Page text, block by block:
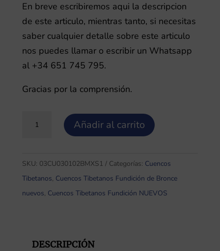
En breve escribiremos aqui la descripcion
de este articulo, mientras tanto, si necesitas
saber cualquier detalle sobre este articulo
nos puedes llamar o escribir un Whatsapp
al +34 651 745 795.
Gracias por la comprensión.
Cuenco
Tibetano
de
Añadir al carrito
SKU: 03CU030102BMXS1 Categorías: Cuencos
Tibetanos, Cuencos Tibetanos Fundición de Bronce
nuevos, Cuencos Tibetanos Fundición NUEVOS
DESCRIPCIÓN